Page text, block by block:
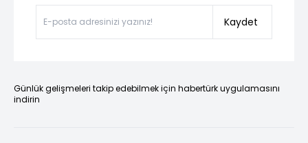
Kaydet
Günlük gelişmeleri takip edebilmek için habertürk uygulamasını
indirin